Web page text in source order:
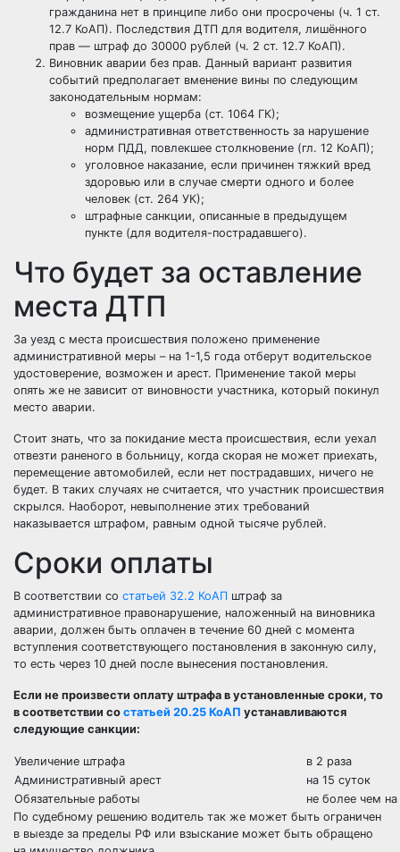
гражданина нет в принципе либо они просрочены (ч. 1 ст.
12.7 КоАП). Последствия ДТП для водителя, лишённого
прав — штраф до 30000 рублей (ч. 2 ст. 12.7 КоАП).
Виновник аварии без прав. Данный вариант развития
событий предполагает вменение вины по следующим
законодательным нормам:
возмещение ущерба (ст. 1064 ГК);
административная ответственность за нарушение
норм ПДД, повлекшее столкновение (гл. 12 КоАП);
уголовное наказание, если причинен тяжкий вред
здоровью или в случае смерти одного и более
человек (ст. 264 УК);
штрафные санкции, описанные в предыдущем
пункте (для водителя-пострадавшего).
Что будет за оставление
места ДТП
За уезд с места происшествия положено применение
административной меры – на 1-1,5 года отберут водительское
удостоверение, возможен и арест. Применение такой меры
опять же не зависит от виновности участника, который покинул
место аварии.
Стоит знать, что за покидание места происшествия, если уехал
отвезти раненого в больницу, когда скорая не может приехать,
перемещение автомобилей, если нет пострадавших, ничего не
будет. В таких случаях не считается, что участник происшествия
скрылся. Наоборот, невыполнение этих требований
наказывается штрафом, равным одной тысяче рублей.
Сроки оплаты
В соответствии со статьей 32.2 КоАП штраф за
административное правонарушение, наложенный на виновника
аварии, должен быть оплачен в течение 60 дней с момента
вступления соответствующего постановления в законную силу,
то есть через 10 дней после вынесения постановления.
Если не произвести оплату штрафа в установленные сроки, то
в соответствии со статьей 20.25 КоАП устанавливаются
следующие санкции:
Увеличение штрафа
в 2 раза
Административный арест
на 15 суток
Обязательные работы
не более чем
По судебному решению водитель так же может быть ограничен
в выезде за пределы РФ или взыскание может быть обращено